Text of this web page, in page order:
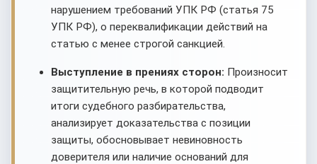
нарушением требований УПК РФ (статья 75
УПК РФ), о переквалификации действий на
статью с менее строгой санкцией.
Выступление в прениях сторон: Произносит
защитительную речь, в которой подводит
итоги судебного разбирательства,
анализирует доказательства с позиции
защиты, обосновывает невиновность
доверителя или наличие оснований для